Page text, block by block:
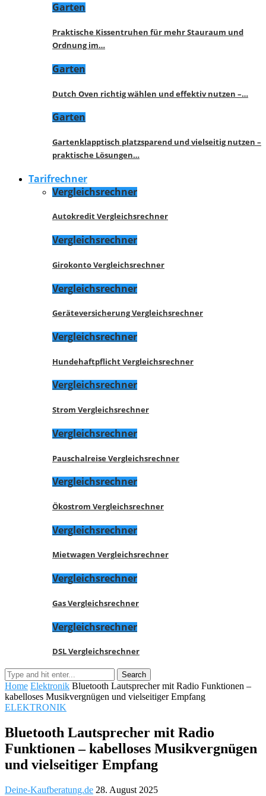
Garten
Praktische Kissentruhen für mehr Stauraum und
Ordnung im…
Garten
Dutch Oven richtig wählen und effektiv nutzen –…
Garten
Gartenklapptisch platzsparend und vielseitig nutzen –
praktische Lösungen…
Tarifrechner
Vergleichsrechner
Autokredit Vergleichsrechner
Vergleichsrechner
Girokonto Vergleichsrechner
Vergleichsrechner
Geräteversicherung Vergleichsrechner
Vergleichsrechner
Hundehaftpflicht Vergleichsrechner
Vergleichsrechner
Strom Vergleichsrechner
Vergleichsrechner
Pauschalreise Vergleichsrechner
Vergleichsrechner
Ökostrom Vergleichsrechner
Vergleichsrechner
Mietwagen Vergleichsrechner
Vergleichsrechner
Gas Vergleichsrechner
Vergleichsrechner
DSL Vergleichsrechner
Home Elektronik Bluetooth Lautsprecher mit Radio Funktionen –
kabelloses Musikvergnügen und vielseitiger Empfang
ELEKTRONIK
Bluetooth Lautsprecher mit Radio
Funktionen – kabelloses Musikvergnügen
und vielseitiger Empfang
Deine-Kaufberatung.de 28. August 2025